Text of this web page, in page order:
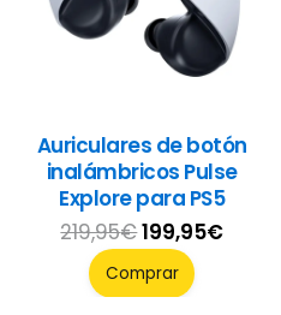
Auriculares de botón
inalámbricos Pulse
Explore para PS5
219,95€El
precio
original
199,95€El
Comprar